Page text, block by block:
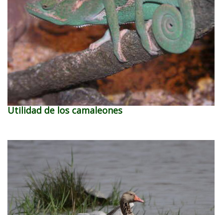
Utilidad de los camaleones